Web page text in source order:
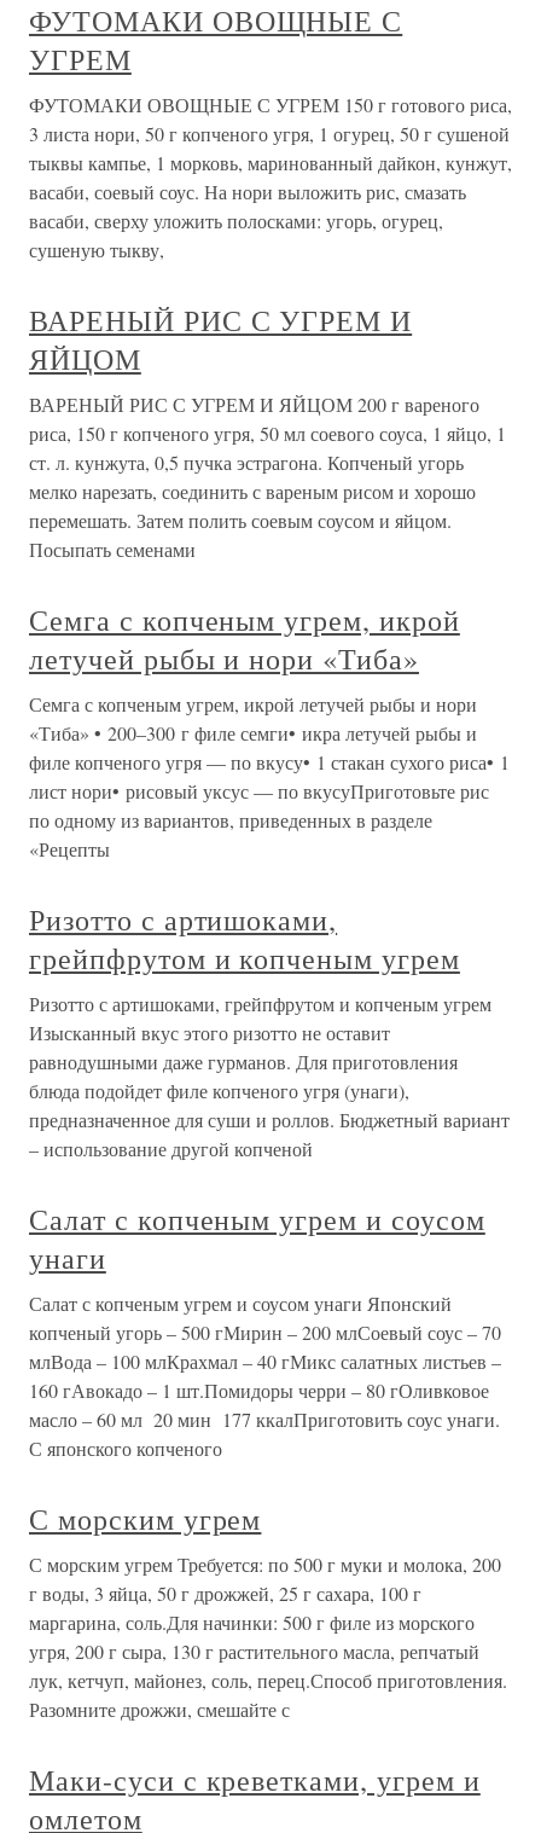
ФУТОМАКИ ОВОЩНЫЕ С
УГРЕМ
ФУТОМАКИ ОВОЩНЫЕ С УГРЕМ 150 г готового риса,
3 листа нори, 50 г копченого угря, 1 огурец, 50 г сушеной
тыквы кампье, 1 морковь, маринованный дайкон, кунжут,
васаби, соевый соус. На нори выложить рис, смазать
васаби, сверху уложить полосками: угорь, огурец,
сушеную тыкву,
ВАРЕНЫЙ РИС С УГРЕМ И
ЯЙЦОМ
ВАРЕНЫЙ РИС С УГРЕМ И ЯЙЦОМ 200 г вареного
риса, 150 г копченого угря, 50 мл соевого соуса, 1 яйцо, 1
ст. л. кунжута, 0,5 пучка эстрагона. Копченый угорь
мелко нарезать, соединить с вареным рисом и хорошо
перемешать. Затем полить соевым соусом и яйцом.
Посыпать семенами
Семга с копченым угрем, икрой
летучей рыбы и нори «Тиба»
Семга с копченым угрем, икрой летучей рыбы и нори
«Тиба» • 200–300 г филе семги• икра летучей рыбы и
филе копченого угря — по вкусу• 1 стакан сухого риса• 1
лист нори• рисовый уксус — по вкусуПриготовьте рис
по одному из вариантов, приведенных в разделе
«Рецепты
Ризотто с артишоками,
грейпфрутом и копченым угрем
Ризотто с артишоками, грейпфрутом и копченым угрем
Изысканный вкус этого ризотто не оставит
равнодушными даже гурманов. Для приготовления
блюда подойдет филе копченого угря (унаги),
предназначенное для суши и роллов. Бюджетный вариант
– использование другой копченой
Салат с копченым угрем и соусом
унаги
Салат с копченым угрем и соусом унаги Японский
копченый угорь – 500 гМирин – 200 млСоевый соус – 70
млВода – 100 млКрахмал – 40 гМикс салатных листьев –
160 гАвокадо – 1 шт.Помидоры черри – 80 гОливковое
масло – 60 мл 20 мин 177 ккалПриготовить соус унаги.
С японского копченого
С морским угрем
С морским угрем Требуется: по 500 г муки и молока, 200
г воды, 3 яйца, 50 г дрожжей, 25 г сахара, 100 г
маргарина, соль.Для начинки: 500 г филе из морского
угря, 200 г сыра, 130 г растительного масла, репчатый
лук, кетчуп, майонез, соль, перец.Способ приготовления.
Разомните дрожжи, смешайте с
Маки-суси с креветками, угрем и
омлетом